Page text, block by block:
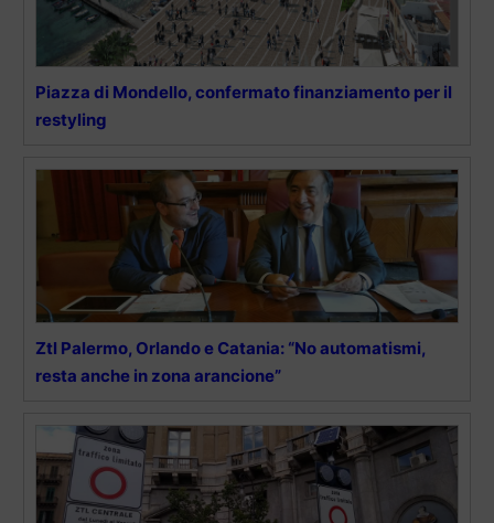
Piazza di Mondello, confermato finanziamento per il
restyling
Ztl Palermo, Orlando e Catania: “No automatismi,
resta anche in zona arancione”